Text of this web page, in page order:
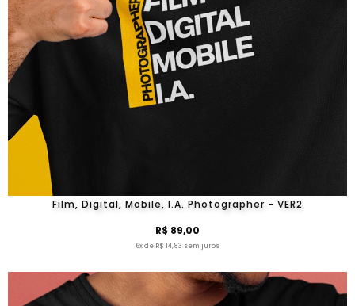
Film, Digital, Mobile, I.A. Photographer - VER2
R$ 89,00
6x de R$ 14,83 sem juros